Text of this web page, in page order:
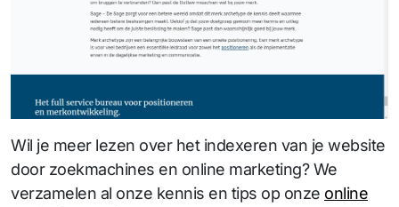
Wil je meer lezen over het indexeren van je website
door zoekmachines en online marketing? We
verzamelen al onze kennis en tips op onze online